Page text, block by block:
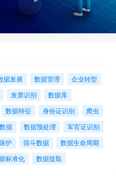
据发展 数据管理
企业转型
发票识别
数据库
数据特征 身份证识别
爬虫
据 数据预处理
军官证识别
护 筛斗数据
数据生命周期
标准化 数据提取